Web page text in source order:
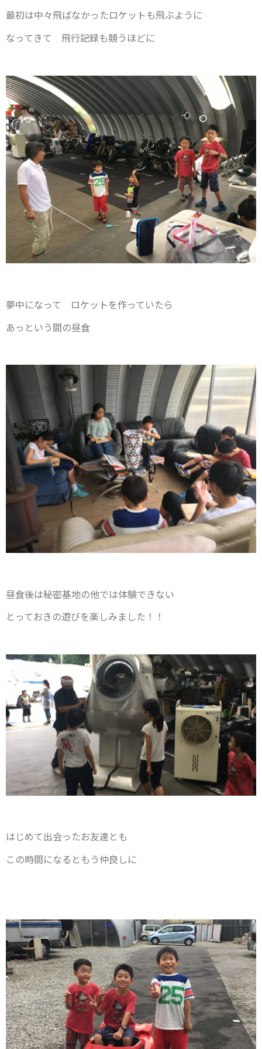
最初は中々飛ばなかったロケットも飛ぶように
なってきて 飛行記録も競うほどに
夢中になって ロケットを作っていたら
あっという間の昼食
昼食後は秘密基地の他では体験できない
とっておきの遊びを楽しみました！！
はじめて出会ったお友達とも
この時間になるともう仲良しに